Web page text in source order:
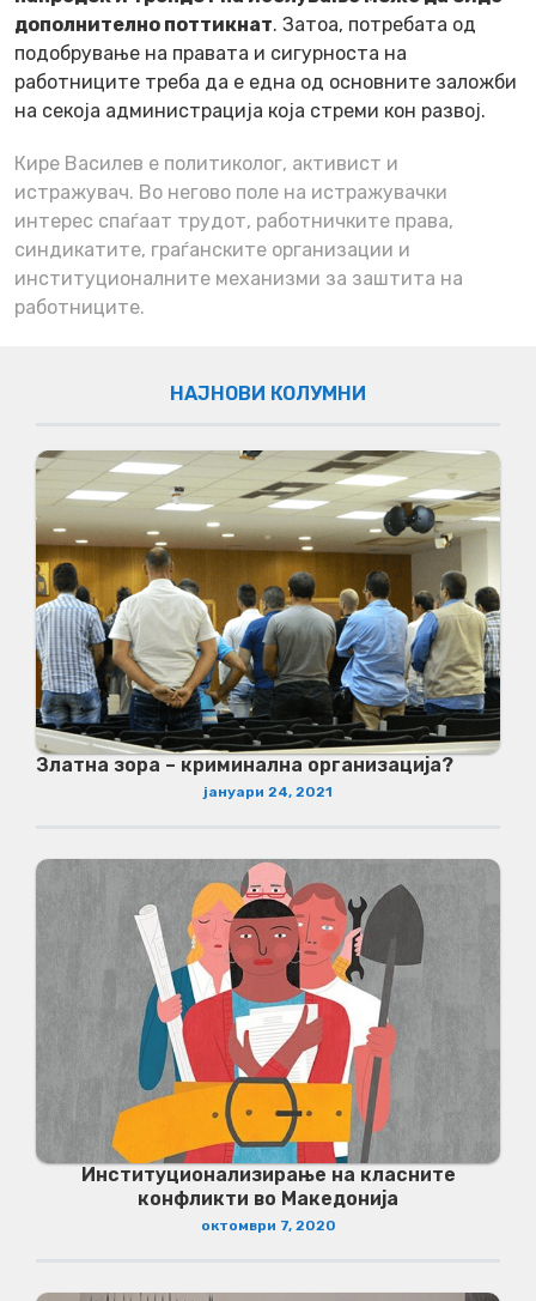
дополнително поттикнат. Затоа, потребата од
подобрување на правата и сигурноста на
работниците треба да е една од основните заложби
на секоја администрација која стреми кон развој.
Кире Василев е политиколог, активист и
истражувач. Во негово поле на истражувачки
интерес спаѓаат трудот, работничките права,
синдикатите, граѓанските организации и
институционалните механизми за заштита на
работниците.
НАЈНОВИ КОЛУМНИ
Златна зора – криминална организација?
јануари 24, 2021
Институционализирање на класните
конфликти во Македонија
октомври 7, 2020